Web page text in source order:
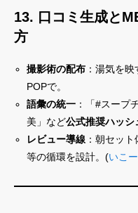
13. 口コミ生成と
方
撮影術の配布 ：湯気を
POPで。
語彙の統一 ：「#スープ
美」など公式推奨ハッシ
レビュー導線 ：朝セッ
等の循環を設計。(いこ